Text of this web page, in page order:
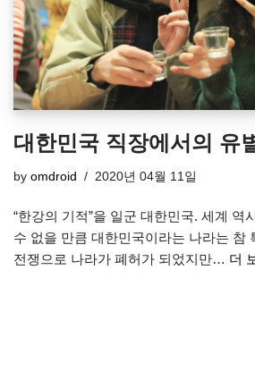
대한민국 직장에서의 유
by omdroid 2020년 04월 11일
“한강의 기적”을 일군 대한민국. 세계 역
수 없을 만큼 대한민국이라는 나라는 참
전쟁으로 나라가 폐허가 되었지만… 더